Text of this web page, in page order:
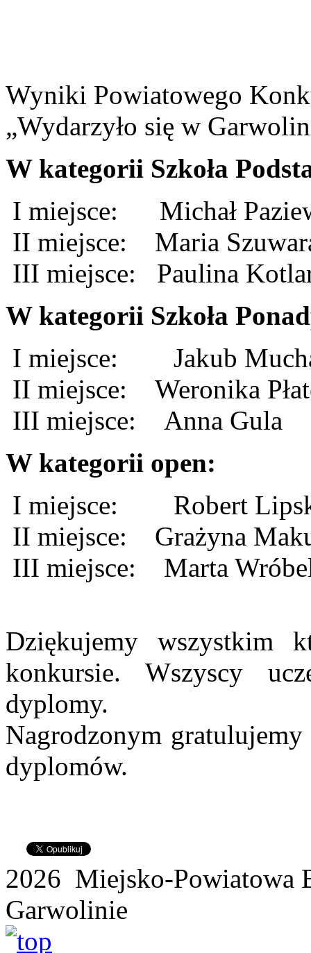
Wyniki Powiatowego
„Wydarzyło się w
W kategorii Szkoła
I miejsce: Michał
II miejsce: Maria
III miejsce: Paulina
W kategorii Szkoła
I miejsce: Jakub
II miejsce: Weronika
III miejsce: Anna
W kategorii open:
I miejsce: Robert
II miejsce: Grażyna
III miejsce: Marta
Dziękujemy wszystkim
konkursie. Wszyscy
dyplomy.
Nagrodzonym
dyplomów.
2026 Miejsko-Powiatowa
Garwolinie